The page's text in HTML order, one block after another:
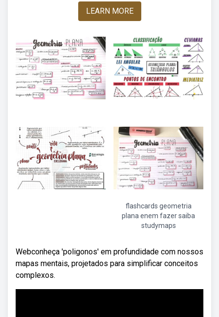
LEARN MORE
flashcards geometria
plana enem fazer saiba
studymaps
Webconheça 'poligonos' em profundidade com nossos
mapas mentais, projetados para simplificar conceitos
complexos.